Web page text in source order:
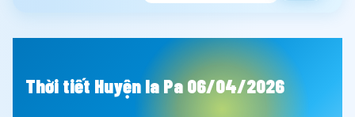
Thời tiết Huyện Ia Pa 06/04/2026